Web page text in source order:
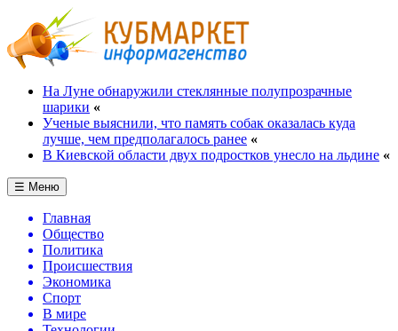
На Луне обнаружили стеклянные полупрозрачные
шарики «
Ученые выяснили, что память собак оказалась куда
лучше, чем предполагалось ранее «
В Киевской области двух подростков унесло на льдине «
☰ Меню
Главная
Общество
Политика
Происшествия
Экономика
Спорт
В мире